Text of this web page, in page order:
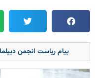
پیام ریاست انجمن